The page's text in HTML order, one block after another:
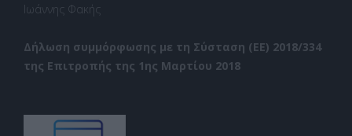
Ιωάννης Φακής
Δήλωση συμμόρφωσης με τη Σύσταση (ΕΕ) 2018/334
της Επιτροπής της 1ης Μαρτίου 2018